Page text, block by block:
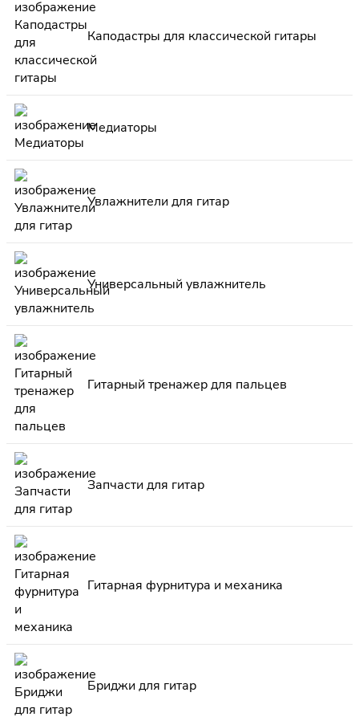
Каподастры для классической гитары
Медиаторы
Увлажнители для гитар
Универсальный увлажнитель
Гитарный тренажер для пальцев
Запчасти для гитар
Гитарная фурнитура и механика
Бриджи для гитар